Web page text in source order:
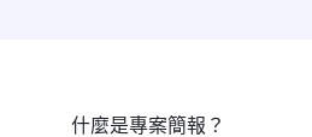
什麼是專案簡報？